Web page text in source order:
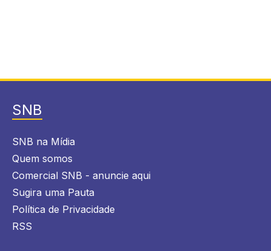
SNB
SNB na Mídia
Quem somos
Comercial SNB - anuncie aqui
Sugira uma Pauta
Política de Privacidade
RSS